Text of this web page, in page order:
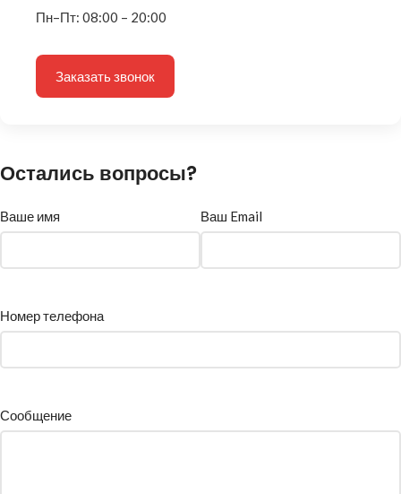
Пн–Пт: 08:00 – 20:00
Заказать звонок
Остались вопросы?
Ваше имя Ваш Email
Номер телефона
Сообщение